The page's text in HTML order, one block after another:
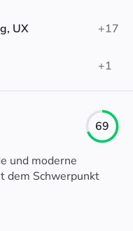
UX
+17
+1
69
und moderne
dem Schwerpunkt